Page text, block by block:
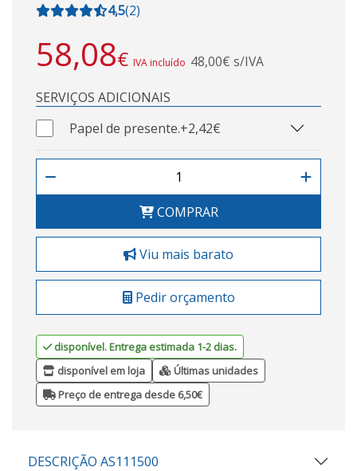
4,5(2)
58,08€ IVA incluído 48,00€ s/IVA
SERVIÇOS ADICIONAIS
Papel de presente.+2,42€
COMPRAR
Viu mais barato
Pedir orçamento
disponível. Entrega estimada 1-2 dias.
disponível em loja
Últimas unidades
Preço de entrega desde 6,50€
DESCRIÇÃO AS111500